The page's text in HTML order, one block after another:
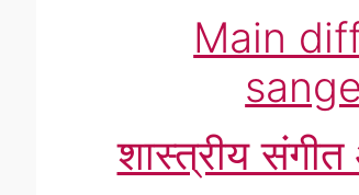
Main
शास्त्रीय